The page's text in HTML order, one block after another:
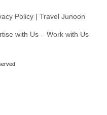
Policy | Travel Junoon
with Us – Work with Us